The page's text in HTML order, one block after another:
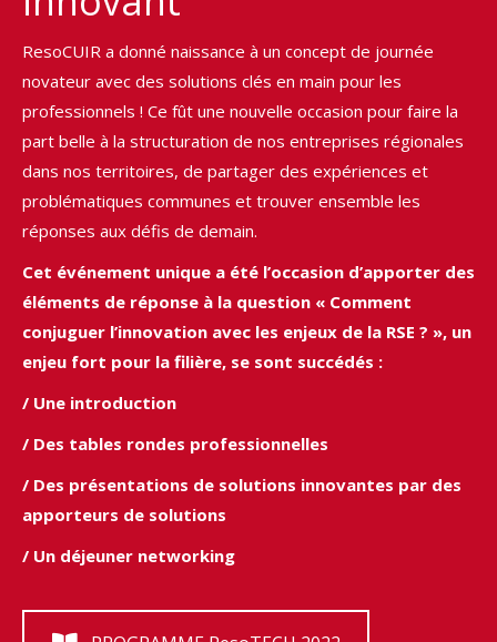
ResoCUIR a donné naissance à un concept de journée
novateur avec des solutions clés en main pour les
professionnels ! Ce fût une nouvelle occasion pour faire la
part belle à la structuration de nos entreprises régionales
dans nos territoires, de partager des expériences et
problématiques communes et trouver ensemble les
réponses aux défis de demain.
Cet événement unique a été l’occasion d’apporter des
éléments de réponse à la question « Comment
conjuguer l’innovation avec les enjeux de la RSE ? », un
enjeu fort pour la filière, se sont succédés :
/ Une introduction
/ Des tables rondes professionnelles
/ Des présentations de solutions innovantes par des
apporteurs de solutions
/ Un déjeuner networking